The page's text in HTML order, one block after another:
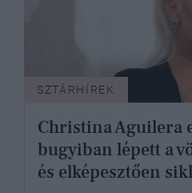
SZTÁRHÍREK
Christina Aguilera
bugyiban lépett a
és elképesztően